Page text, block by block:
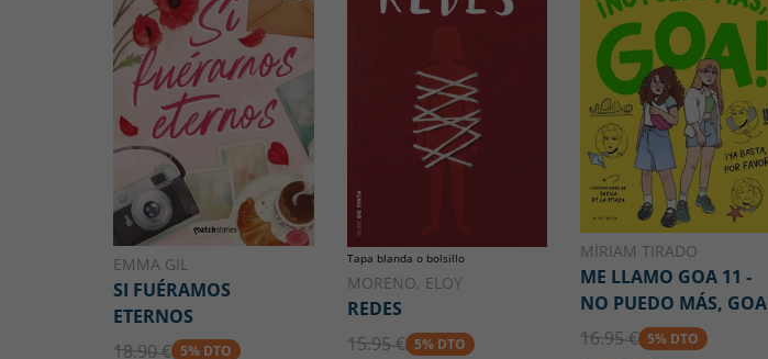
EMMA GIL
SI FUÉRAMOS
ETERNOS
18.90 € 5% DTO
Tapa blanda o bolsillo
MORENO, ELOY
REDES
15.95 € 5% DTO
MÍRIAM TIRADO
ME LLAMO GOA 11 -
NO PUEDO MÁS, GOA
16.95 € 5% DTO